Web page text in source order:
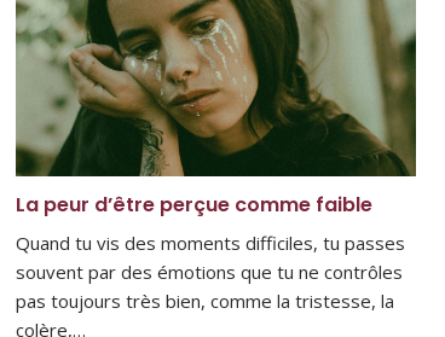
La peur d’être perçue comme faible
Quand tu vis des moments difficiles, tu passes
souvent par des émotions que tu ne contrôles
pas toujours très bien, comme la tristesse, la
colère,…